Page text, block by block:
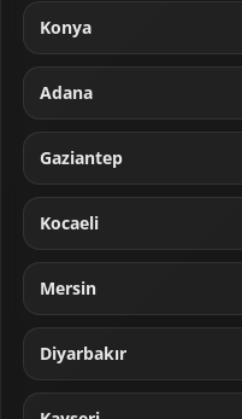
Konya
Adana
Gaziantep
Kocaeli
Mersin
Diyarbakır